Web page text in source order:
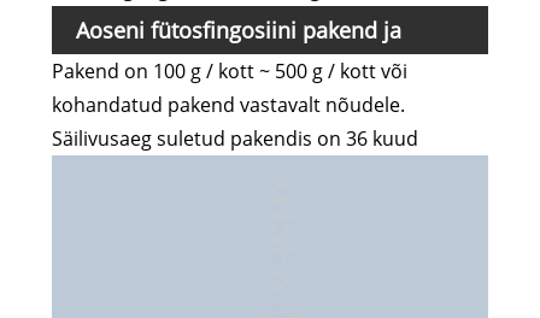
Aoseni fütosfingosiini pakend ja
säilivusaeg
Pakend on 100 g / kott ~ 500 g / kott või
kohandatud pakend vastavalt nõudele.
Säilivusaeg suletud pakendis on 36 kuud